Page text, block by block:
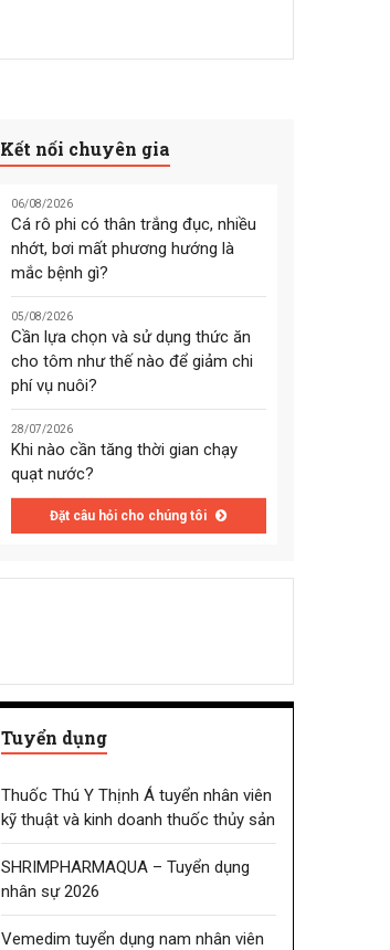
Kết nối chuyên gia
06/08/2026
Cá rô phi có thân trắng đục, nhiều
nhớt, bơi mất phương hướng là
mắc bệnh gì?
05/08/2026
Cần lựa chọn và sử dụng thức ăn
cho tôm như thế nào để giảm chi
phí vụ nuôi?
28/07/2026
Khi nào cần tăng thời gian chạy
quạt nước?
Đặt câu hỏi cho chúng tôi
Tuyển dụng
Thuốc Thú Y Thịnh Á tuyển nhân viên
kỹ thuật và kinh doanh thuốc thủy sản
SHRIMPHARMAQUA – Tuyển dụng
nhân sự 2026
Vemedim tuyển dụng nam nhân viên